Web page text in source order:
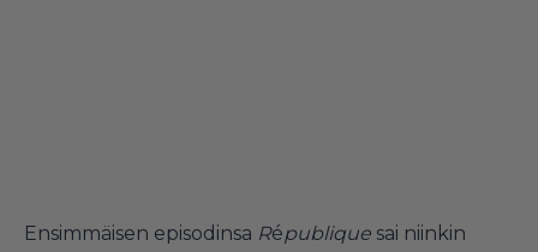
Ensimmäisen episodinsa République sai niinkin